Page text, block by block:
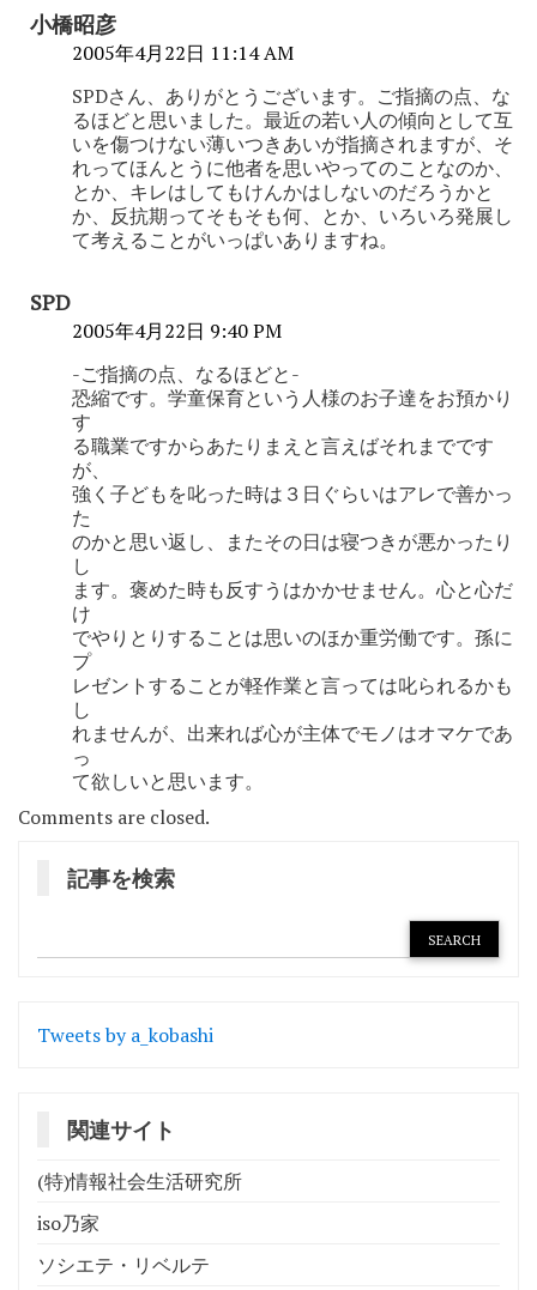
小橋昭彦
2005年4月22日 11:14 AM
SPDさん、ありがとうございます。ご指摘の点、な
るほどと思いました。最近の若い人の傾向として互
いを傷つけない薄いつきあいが指摘されますが、そ
れってほんとうに他者を思いやってのことなのか、
とか、キレはしてもけんかはしないのだろうかと
か、反抗期ってそもそも何、とか、いろいろ発展し
て考えることがいっぱいありますね。
SPD
2005年4月22日 9:40 PM
-ご指摘の点、なるほどと-
恐縮です。学童保育という人様のお子達をお預かり
す
る職業ですからあたりまえと言えばそれまでです
が、
強く子どもを叱った時は３日ぐらいはアレで善かっ
た
のかと思い返し、またその日は寝つきが悪かったり
し
ます。褒めた時も反すうはかかせません。心と心だ
け
でやりとりすることは思いのほか重労働です。孫に
プ
レゼントすることが軽作業と言っては叱られるかも
し
れませんが、出来れば心が主体でモノはオマケであ
っ
て欲しいと思います。
Comments are closed.
記事を検索
Tweets by a_kobashi
関連サイト
(特)情報社会生活研究所
iso乃家
ソシエテ・リベルテ